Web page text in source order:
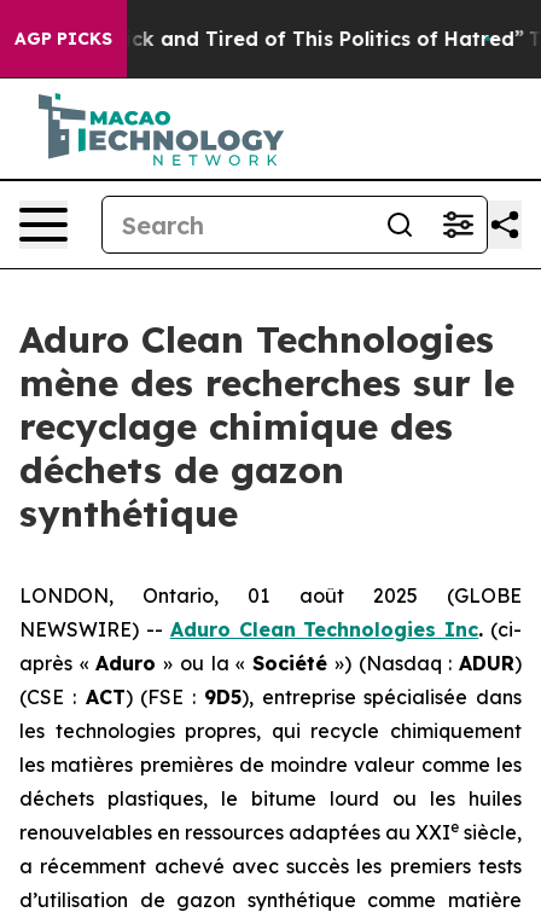
AGP PICKS
Sick and Tired of This Politics of Hatred” The
Aduro Clean Technologies
mène des recherches sur le
recyclage chimique des
déchets de gazon
synthétique
LONDON, Ontario, 01 août 2025 (GLOBE
NEWSWIRE) -- Aduro Clean Technologies Inc. (ci-
après «Aduro » ou la «Société ») (Nasdaq :ADUR)
(CSE :ACT) (FSE : 9D5), entreprise spécialisée dans
les technologies propres, qui recycle chimiquement
les matières premières de moindre valeur comme les
déchets plastiques, le bitume lourd ou les huiles
renouvelables en ressources adaptées au XXIe siècle,
a récemment achevé avec succès les premiers tests
d’utilisation de gazon synthétique comme matière